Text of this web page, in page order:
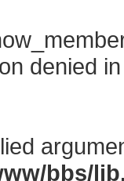
denied
bbs/